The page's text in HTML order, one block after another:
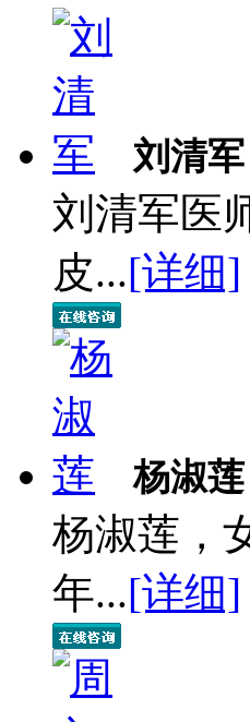
刘清军
刘清军医
皮...[详细]
杨淑莲
杨淑莲，
年...[详细]